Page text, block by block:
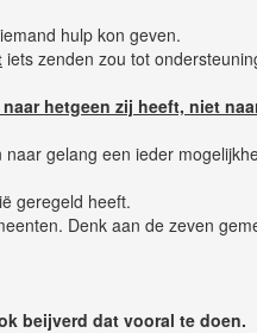
hulp kon geven.
iets zenden zou tot
hetgeen zij heeft, niet
gelang een ieder
geregeld heeft.
Denk aan de zeven
beijverd dat vooral te doen.